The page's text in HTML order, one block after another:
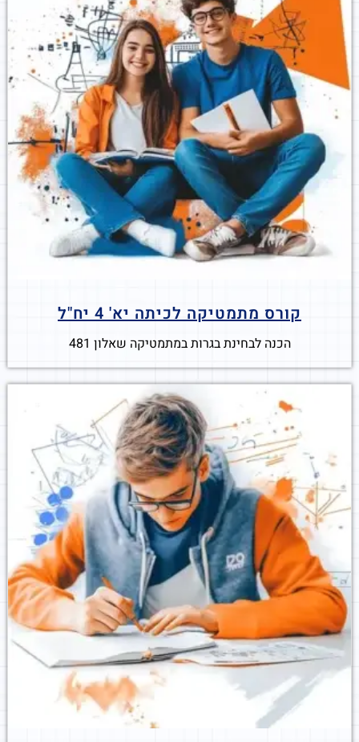
קורס מתמטיקה לכיתה יא' 4 יח"ל
הכנה לבחינת בגרות במתמטיקה שאלון 481